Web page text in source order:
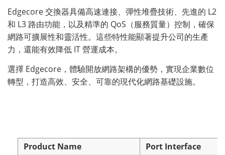
Edgecore 交換器具備高速連接、彈性堆疊技術、先進的 L2
和 L3 路由功能，以及精準的 QoS（服務質量）控制，確保
網路可擴展性和靈活性。這些特性能顯著提升公司的生產
力，還能有效降低 IT 營運成本。
選擇 Edgecore，體驗開放網路架構的優勢，實現企業數位
轉型，打造高效、安全、可靠的現代化網路基礎設施。
Product Name
Port Interface